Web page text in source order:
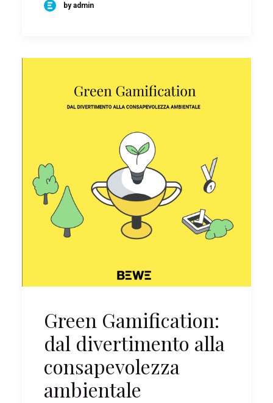
by admin
Green Gamification:
dal divertimento alla
consapevolezza
ambientale